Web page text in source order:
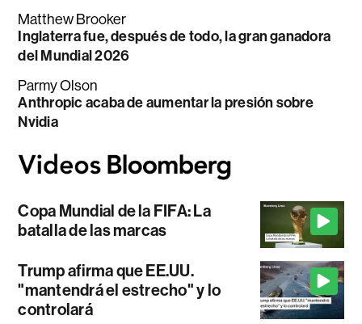
Matthew Brooker
Inglaterra fue, después de todo, la gran ganadora
del Mundial 2026
Parmy Olson
Anthropic acaba de aumentar la presión sobre
Nvidia
Copa Mundial de la FIFA: La
batalla de las marcas
Trump afirma que EE.UU.
"mantendrá el estrecho" y lo
controlará